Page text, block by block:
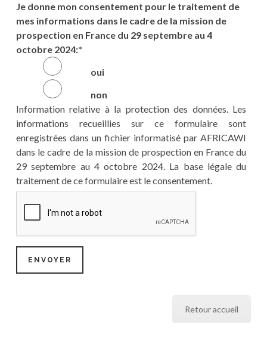
Je donne mon consentement pour le traitement de
mes informations dans le cadre de la mission de
prospection en France du 29 septembre au 4
octobre 2024:*
oui
non
Information relative à la protection des données. Les
informations recueillies sur ce formulaire sont
enregistrées dans un fichier informatisé par AFRICAWI
dans le cadre de la mission de prospection en France du
29 septembre au 4 octobre 2024. La base légale du
traitement de ce formulaire est le consentement.
Retour accueil